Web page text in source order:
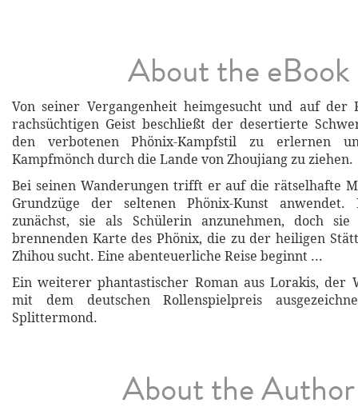
About the eBook
Von seiner Vergangenheit heimgesucht und auf der
rachsüchtigen Geist beschließt der desertierte
den verbotenen Phönix-Kampfstil zu erlernen
Kampfmönch durch die Lande von Zhoujiang zu ziehen.
Bei seinen Wanderungen trifft er auf die rätselhafte
Grundzüge der seltenen Phönix-Kunst
zunächst, sie als Schülerin anzunehmen, doch
brennenden Karte des Phönix, die zu der heiligen
Zhihou sucht. Eine abenteuerliche Reise beginnt ...
Ein weiterer phantastischer Roman aus Lorakis, der
mit dem deutschen Rollenspielpreis
Splittermond.
About the Author